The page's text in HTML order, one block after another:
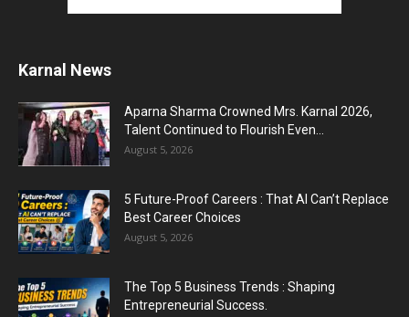
ही सरकारी स्कूल...
August 1, 2026
तो वर्दी...
July 31, 2026
Karnal News
Aparna Sharma Crowned Mrs. Karnal 2026,
Talent Continued to Flourish Even...
August 5, 2026
5 Future-Proof Careers : That AI Can’t Replace
Best Career Choices
August 5, 2026
The Top 5 Business Trends : Shaping
Entrepreneurial Success.